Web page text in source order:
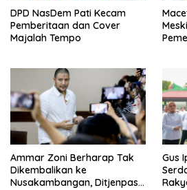
DPD NasDem Pati Kecam
Pemberitaan dan Cover
Majalah Tempo
Ammar Zoni Berharap Tak
Dikembalikan ke
Nusakambangan, Ditjenpas
Gus